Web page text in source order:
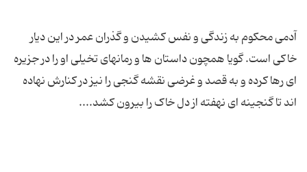
آدمی محکوم به زندگی و نفس کشیدن و گذران عمر در این دیار
خاکی است. گویا همچون داستان ها و رمانهای تخیلی او را در جزیره
ای رها کرده‌ و به قصد و غرضی نقشه گنجی را نیز در کنارش نهاده